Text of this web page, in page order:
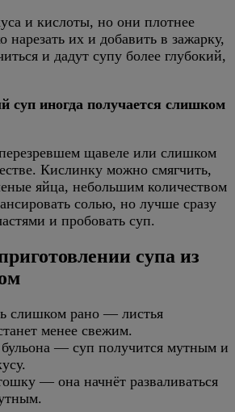
и кислоты, но они плотнее
нарезать их и добавить в зажарку,
и дадут супу более глубокий,
суп иногда получается слишком
щавеле или слишком
Кислинку можно смягчить,
яйца, небольшим количеством
солью, но лучше сразу
и пробовать суп.
супа из
слишком рано — листья
менее свежим.
— суп получится мутным и
— она начнёт разваливаться